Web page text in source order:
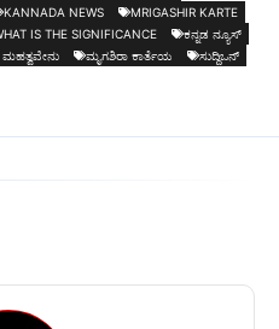
KANNADA NEWS
MRIGASHIR KARTE
IS THE SIGNIFICANCE
ಕನ್ನಡ ನ್ಯೂಸ್
ಮೃಗಶಿರಾ ಕಾರ್ತೆಯ
ಸುದ್ದಿಒನ್